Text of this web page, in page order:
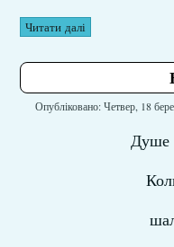
Читати далі
Опубліковано: Четвер, 18
Душе